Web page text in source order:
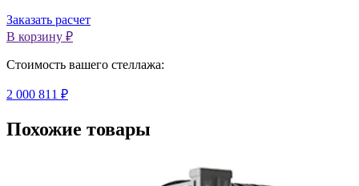
Заказать расчет
В корзину ₽
Cтоимость вашего стеллажа:
2 000 811 ₽
Похожие товары